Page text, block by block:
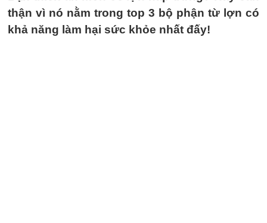
thận vì nó nằm trong top 3 bộ phận từ lợn có
khả năng làm hại sức khỏe nhất đấy!